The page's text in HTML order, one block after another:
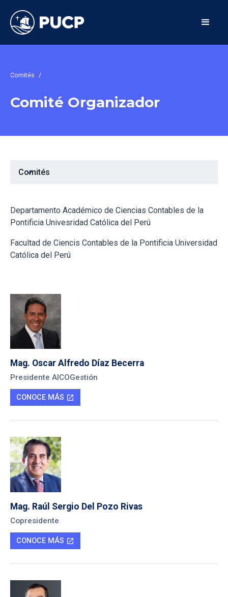
Comités /
Comité Organizador
Departamento Académico de Ciencias Contables de la
Pontificia Univesridad Católica del Perú
Facultad de Ciencis Contables de la Pontificia Universidad
Católica del Perú
Mag. Oscar Alfredo Díaz Becerra
Presidente AICOGestión
CONOCE MÁS open_in_new
Mag. Raúl Sergio Del Pozo Rivas
Copresidente
CONOCE MÁS open_in_new
Comités
expand_more